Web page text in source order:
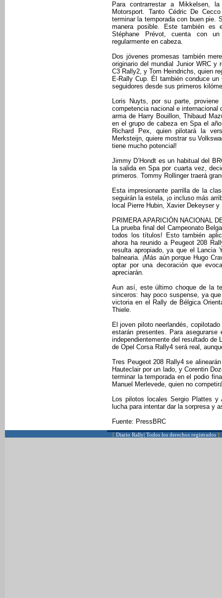
Para contrarrestar a Mikkelsen,
Motorsport. Tanto Cédric De
terminar la temporada con buen pie.
manera posible. Este también es
Stéphane Prévot, cuenta con un
regularmente en cabeza.
Dos jóvenes promesas también
originario del mundial Junior WRC y
C3 Rally2, y Tom Heindrichs, quien
E-Rally Cup. Él también conduce
seguidores desde sus primeros
Loris Nuyts, por su parte,
competencia nacional e
arma de Harry Bouillon, Thibaud
en el grupo de cabeza en Spa el
Richard Pex, quien pilotará la
Merksteijn, quiere mostrar su
tiene mucho potencial!
Jimmy D’Hondt es un habitual del
la salida en Spa por cuarta vez,
primeros. Tommy Rollinger traerá
Esta impresionante parrilla de la
seguirán la estela, ¡o incluso más
local Pierre Hubin, Xavier Dekeyser y
PRIMERA APARICIÓN NACIONAL
La prueba final del Campeonato
todos los títulos! Esto también
ahora ha reunido a Peugeot 208
resulta apropiado, ya que el Lancia
balnearia. ¡Más aún porque Hugo
optar por una decoración que
apreciarán.
Aun así, este último choque de la
sinceros: hay poco suspense, ya
victoria en el Rally de Bélgica
Thiele.
El joven piloto neerlandés,
estarán presentes. Para
independientemente del resultado
de Opel Corsa Rally4 será real,
Tres Peugeot 208 Rally4 se
Hauteclair por un lado, y Corentin
terminar la temporada en el podio
Manuel Merlevede, quien no
Los pilotos locales Sergio Plattes y
lucha para intentar dar la sorpresa y
Fuente: PressBRC
[ Diario Rally| Todos los derechos registrados ]